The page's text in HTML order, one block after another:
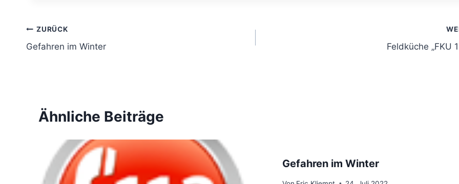
Beitragsnavigation
ZURÜCK
Gefahren im Winter Feldküche „FKU
Ähnliche Beiträge
Gefahren im Winter